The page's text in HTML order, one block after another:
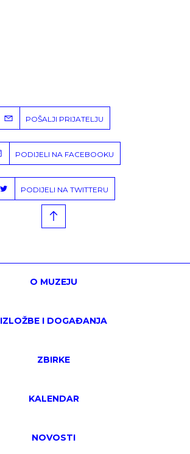
POŠALJI PRIJATELJU
PODIJELI NA FACEBOOKU
PODIJELI NA TWITTERU
O MUZEJU
IZLOŽBE I DOGAĐANJA
ZBIRKE
KALENDAR
NOVOSTI